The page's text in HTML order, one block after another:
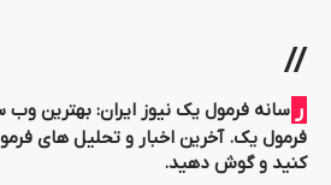
//
رسانه فرمول یک نیوز ایران: بهترین وب سایت برای طرفداران
فرمول یک. آخرین اخبار و تحلیل های
کنید و گوش دهید.